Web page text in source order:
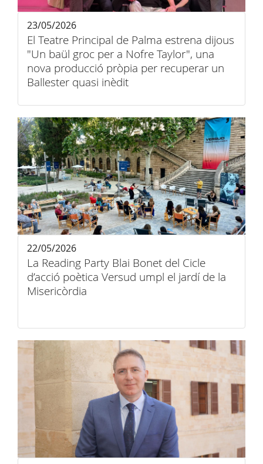
El Teatre Principal de Palma estrena dijous
"Un baül groc per a Nofre Taylor", una
nova producció pròpia per recuperar un
Ballester quasi inèdit
23/05/2026
La Reading Party Blai Bonet del Cicle
d’acció poètica Versud umpl el jardí de la
Misericòrdia
22/05/2026